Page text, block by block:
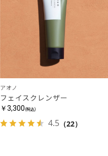
アオノ
フェイスクレンザー
￥3,300(税込)
4.5（22）